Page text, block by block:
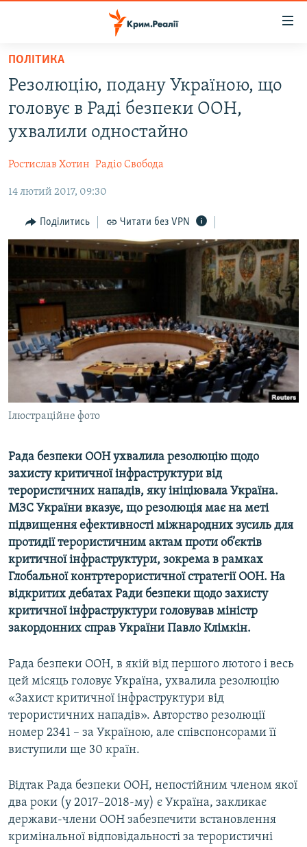
Перейти
основного
матеріалу
до
основної
Перейти
пошуку
ВОДА.КРИМ
ВІДЕО ТА ФОТО
БЛОГИ
ПОГЛЯД
ІНТЕРВ'Ю
ВСЕ ЗА ДЕНЬ
ДЕПОРТАЦІЯ
ВІДЕОУРОКИ «ELIFBE»
СВІДЧЕННЯ ОКУПАЦІЇ
УКРАЇНСЬКА ПРОБЛЕМА КРИМУ
ІНФОГРАФІКА
ЯК ОБІЙТИ БЛОКУВАННЯ
Русский
Qırımtatar
ДОЛУЧАЙСЯ!
Усі сайти RFE/RL
ПОЛІТИКА
Резолюцію, подану Україною, що
головує в Раді безпеки ООН,
ухвалили одностайно
Ростислав Хотин Радіо Свобода
14 лютий 2017, 09:30
Поділитись Читати без VPN
Ілюстраційне фото
Рада безпеки ООН ухвалила резолюцію щодо
захисту критичної інфраструктури від
терористичних нападів, яку ініціювала Україна.
МЗС України вказує, що резолюція має на меті
підвищення ефективності міжнародних зусиль для
протидії терористичним актам проти об’єктів
критичної інфраструктури, зокрема в рамках
Глобальної контртерористичної стратегії ООН. На
відкритих дебатах Ради безпеки щодо захисту
критичної інфраструктури головував міністр
закордонних справ України Павло Клімкін.
Рада безпеки ООН, в якій від першого лютого і весь
цей місяць головує Україна, ухвалила резолюцію
«Захист критичної інфраструктури від
терористичних нападів». Авторство резолюції
номер 2341 – за Україною, але співспонсорами її
виступили ще 30 країн.
Відтак Рада безпеки ООН, непостійним членом якої
два роки (у 2017–2018-му) є Україна, закликає
держави-члени ООН забезпечити встановлення
кримінальної відповідальності за терористичні